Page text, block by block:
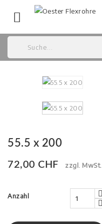

55.5 x 200
72,00 CHF zzgl. MwSt.
Anzahl